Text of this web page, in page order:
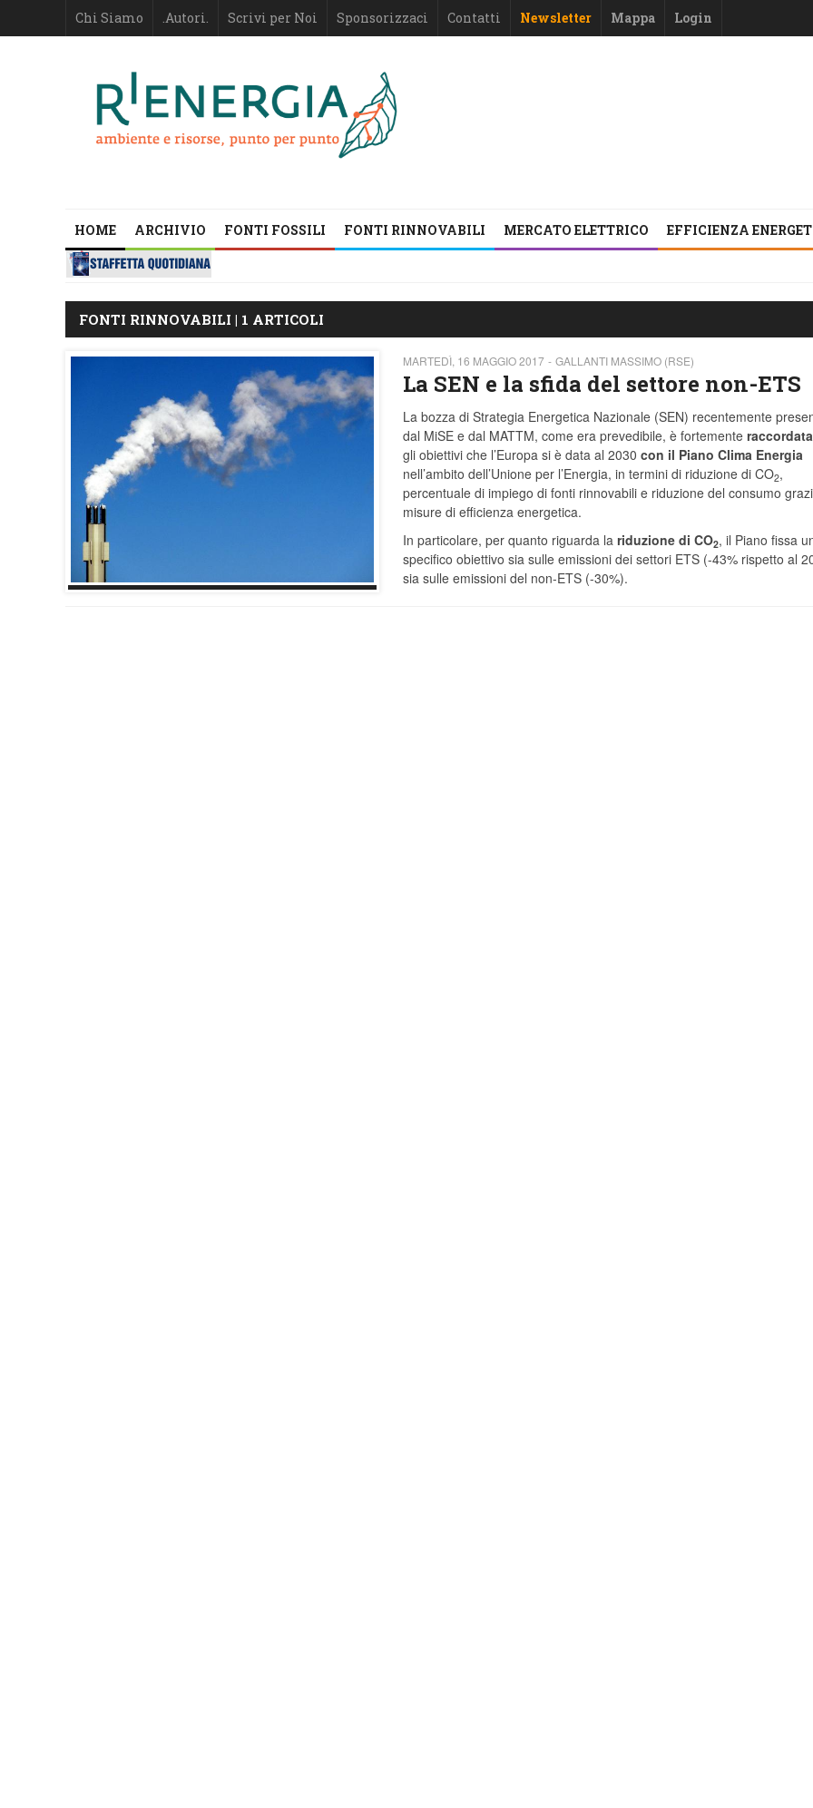
Chi Siamo .Autori. Scrivi per Noi Sponsorizzaci Contatti Newsletter Mappa Login
HOME ARCHIVIO FONTI FOSSILI FONTI RINNOVABILI MERCATO ELETTRICO EFFICIENZA
FONTI RINNOVABILI | 1 ARTICOLI
MARTEDÌ, 16 MAGGIO 2017 GALLANTI MASSIMO (RSE)
La SEN e la sfida del settore non-ETS
La bozza di Strategia Energetica Nazionale (SEN) recentemente
dal MiSE e dal MATTM, come era prevedibile, è fortemente raccordata
gli obiettivi che l’Europa si è data al 2030 con il Piano Clima Energia
nell’ambito dell’Unione per l’Energia, in termini di riduzione di CO2,
percentuale di impiego di fonti rinnovabili e riduzione del consumo
misure di efficienza energetica.
In particolare, per quanto riguarda la riduzione di CO2, il Piano fissa
specifico obiettivo sia sulle emissioni dei settori ETS (-43% rispetto al
sia sulle emissioni del non-ETS (-30%).